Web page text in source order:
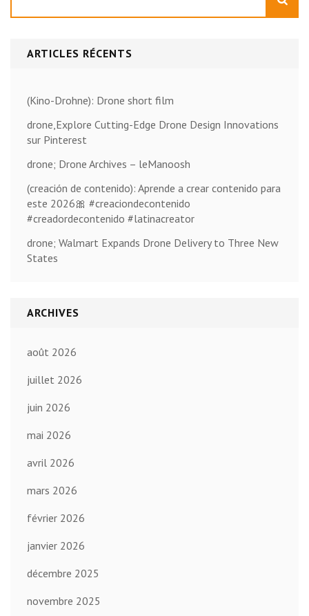
ARTICLES RÉCENTS
(Kino-Drohne): Drone short film
drone,Explore Cutting-Edge Drone Design Innovations
sur Pinterest
drone; Drone Archives – leManoosh
(creación de contenido): Aprende a crear contenido para
este 2026🎀 #creaciondecontenido
#creadordecontenido #latinacreator
drone; Walmart Expands Drone Delivery to Three New
States
ARCHIVES
août 2026
juillet 2026
juin 2026
mai 2026
avril 2026
mars 2026
février 2026
janvier 2026
décembre 2025
novembre 2025